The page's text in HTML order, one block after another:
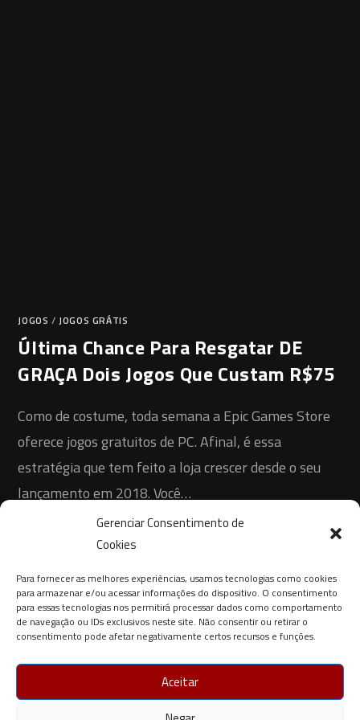
Gerenciar Consentimento de
Cookies
Para fornecer as melhores experiências, usamos tecnologias como cookies
para armazenar e/ou acessar informações do dispositivo. O consentimento
para essas tecnologias nos permitirá processar dados como comportamento
de navegação ou IDs exclusivos neste site. Não consentir ou retirar o
consentimento pode afetar negativamente certos recursos e funções.
Aceitar
JOGOS / JOGOS GRÁTIS
Última Chance Para Resgatar DE
GRAÇA Dois Jogos Que Custam R$75
Como de costume, toda semana a Epic Games Store
oferece jogos gratuitos de PC. Afinal, é essa
estratégia que tem feito a loja crescer desde o seu
lançamento em 2018. Você…
4 DE FEVEREIRO DE 2021